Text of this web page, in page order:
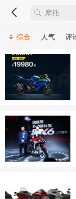
综合 人气 评